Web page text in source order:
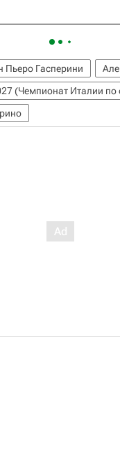
Пьеро Гасперини
(Чемпионат Италии по